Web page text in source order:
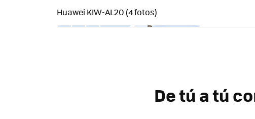
Huawei KIW-AL20 (4 fotos)
De tú a tú